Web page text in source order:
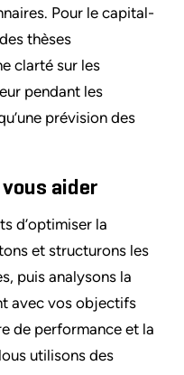
Pour le capital-
thèses
clarté sur les
pendant les
prévision des
aider
d’optimiser la
et structurons les
puis analysons la
avec vos objectifs
de performance et la
utilisons des